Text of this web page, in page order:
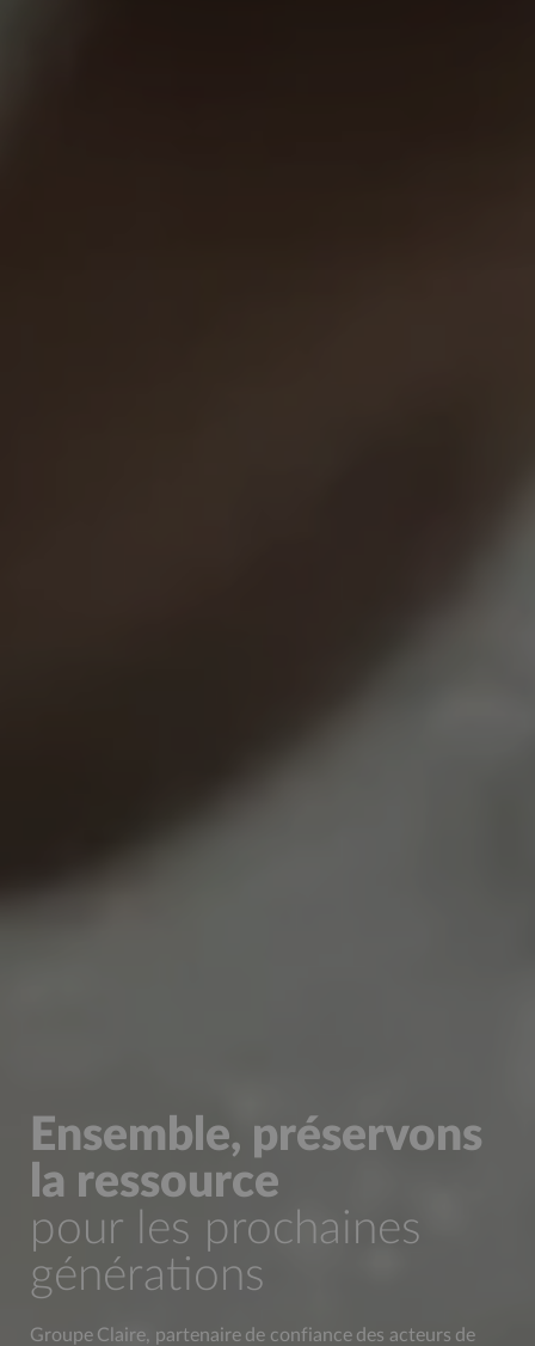
Groupe Claire, partenaire de confiance des acteurs de
Ensemble, préservons
la ressource
pour les prochaines
générations